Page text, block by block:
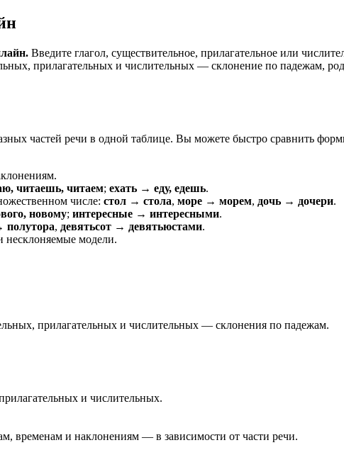
Введите глагол, существительное, прилагательное или
прилагательных и числительных — склонение по падежам,
частей речи в одной таблице. Вы можете быстро сравнить
читаешь, читаем; ехать → еду, едешь.
числе: стол → стола, море → морем, дочь → дочери.
новому; интересные → интересными.
полутора, девятьсот → девятьюстами.
несклоняемые модели.
прилагательных и числительных — склонения по падежам.
и числительных.
временам и наклонениям — в зависимости от части речи.